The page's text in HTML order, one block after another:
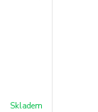
Skladem